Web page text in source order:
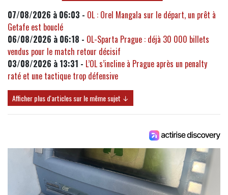
07/08/2026 à 06:03 - OL : Orel Mangala sur le départ, un prêt à
Getafe est bouclé
06/08/2026 à 06:18 - OL-Sparta Prague : déjà 30 000 billets
vendus pour le match retour décisif
03/08/2026 à 13:31 - L’OL s’incline à Prague après un penalty
raté et une tactique trop défensive
Afficher plus d'articles sur le même sujet ↓